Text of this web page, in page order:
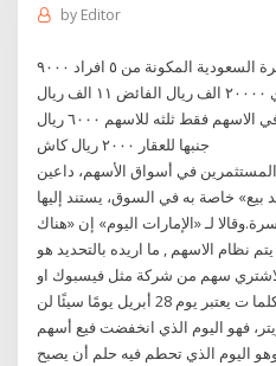
by Editor
يعني لو قلنا ان خط الكفاية للاسرة السعودية المكونة من ٥ افراد ٩٠٠٠
ريال ولدى الاسرة دخل شهري ٢٠٠٠٠ الف ريال الفائض ١١ الف ريال
الافضل ان لا تضع كل الفائض في الاسهم فقط ثلثه للاسهم ٦٠٠٠ ريال
جنبها للعقار ٢٠٠٠ ريال كاش
في أسواق الأسهم، داعين
خاصة به في السوق، يستند إليها
لـ «الإمارات اليوم» إن «هناك
نظام الاسهم , ما اريده بالتحديد هو
وذهبت لاشتري سهم من شركة مثل فيسبوك او
جوجل بعد ان اشتريت سهم كلما ت يعتبر يوم 28 أبريل يومًا سيئًا لن
فهو اليوم الذي انخفضت فيع أسهم
واحد، وهو اليوم الذي تحطم فيه حلم أن يصبح